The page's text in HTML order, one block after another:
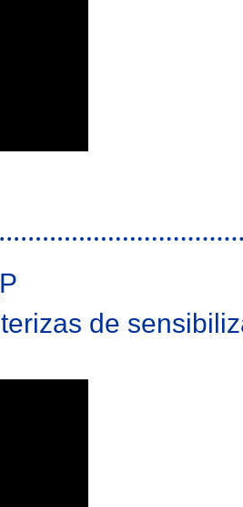
en emergencias y riesgos
de